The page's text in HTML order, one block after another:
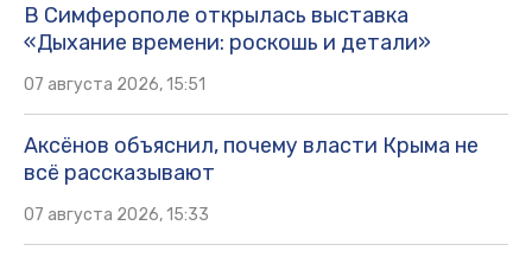
В Симферополе открылась выставка
«Дыхание времени: роскошь и детали»
07 августа 2026, 15:51
Аксёнов объяснил, почему власти Крыма не
всё рассказывают
07 августа 2026, 15:33